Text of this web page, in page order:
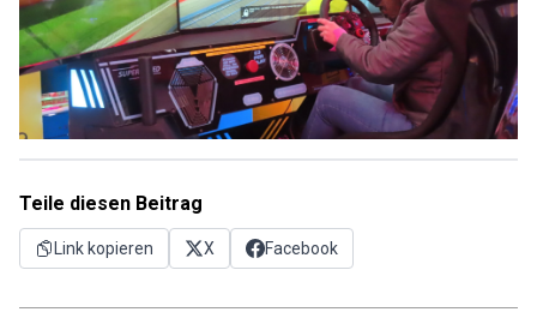
Teile diesen Beitrag
Link kopieren X Facebook